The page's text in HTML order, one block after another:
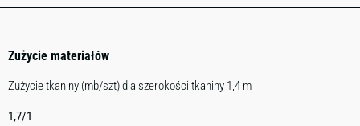
Zużycie materiałów
Zużycie tkaniny (mb/szt) dla szerokości tkaniny 1,4 m
1,7/1